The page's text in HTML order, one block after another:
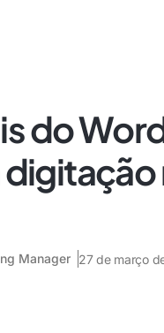
do
Manager 27 de março